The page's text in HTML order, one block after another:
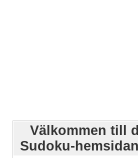
Välkommen till
Sudoku-